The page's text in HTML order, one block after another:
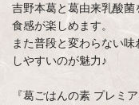
吉野本葛と葛由来乳酸
食感が楽しめます。
また普段と変わらない
しやすいのが魅力♪
『葛ごはんの素 プレミ